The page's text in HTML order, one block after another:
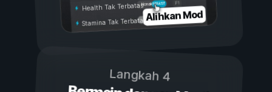
Aktif
Nonaktif
Health Tak Terbatas
Stamina Tak TerbatasAlihkan Mod
Langkah 4